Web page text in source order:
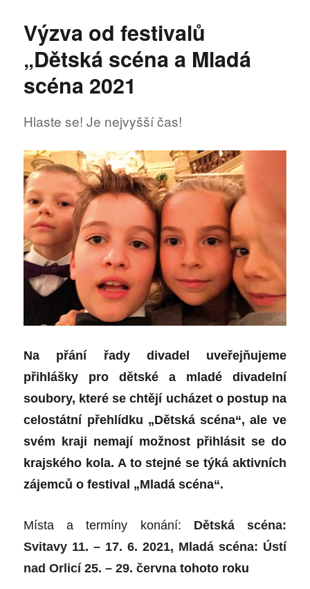
Festivaly
Výzva od festivalů
„Dětská scéna a Mladá
scéna 2021
Hlaste se! Je nejvyšší čas!
Na přání řady divadel uveřejňujeme
přihlášky pro dětské a mladé divadelní
soubory, které se chtějí ucházet o postup na
celostátní přehlídku „Dětská scéna“, ale ve
svém kraji nemají možnost přihlásit se do
krajského kola. A to stejné se týká aktivních
zájemců o festival „Mladá scéna“.
Místa a termíny konání:
Dětská scéna:
Svitavy 11. – 17. 6. 2021, Mladá scéna: Ústí
nad Orlicí 25. – 29. června tohoto roku